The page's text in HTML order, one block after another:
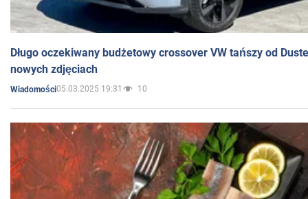
Długo oczekiwany budżetowy crossover VW tańszy od
nowych zdjęciach
Wiadomości05.03.2025 19:31 10